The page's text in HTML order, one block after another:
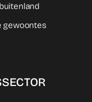
gewoontes